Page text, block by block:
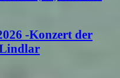
-Konzert der
Lindlar